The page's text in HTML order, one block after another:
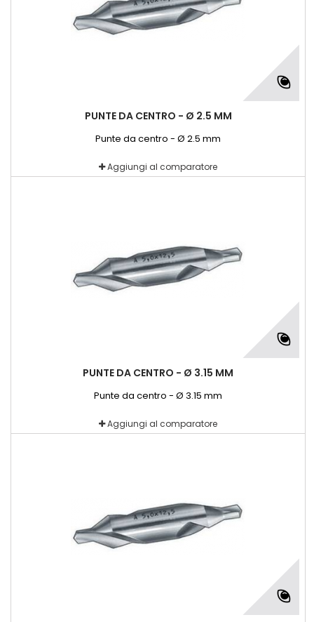
PUNTE DA CENTRO - Ø 2.5 MM
Punte da centro - Ø 2.5 mm
Aggiungi al comparatore
PUNTE DA CENTRO - Ø 3.15 MM
Punte da centro - Ø 3.15 mm
Aggiungi al comparatore